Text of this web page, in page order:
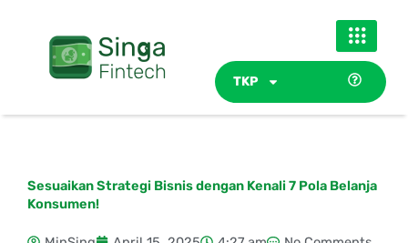
TKP
Sesuaikan Strategi Bisnis dengan Kenali 7 Pola Belanja
Konsumen!